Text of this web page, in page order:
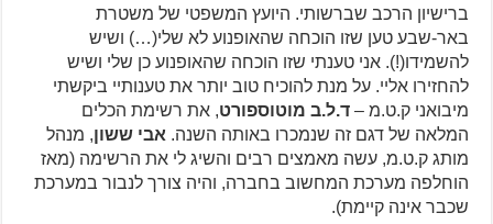
ברישיון הרכב שברשותי. היועץ המשפטי של משטרת
באר-שבע טען שזו הוכחה שהאופנוע לא שלי(…) ושיש
להשמידו(!). אני טענתי שזו הוכחה שהאופנוע כן שלי ושיש
להחזירו אליי. על מנת להוכיח טוב יותר את טענותיי ביקשתי
מיבואני ק.ט.מ –ד.ל.ב מוטוספורט, את רשימת הכלים
המלאה של דגם זה שנמכרו באותה השנה. אבי ששון, מנהל
מותג ק.ט.מ, עשה מאמצים רבים והשיג לי את הרשימה (מאז
הוחלפה מערכת המחשוב בחברה, והיה צורך לנבור במערכת
שכבר אינה קיימת).